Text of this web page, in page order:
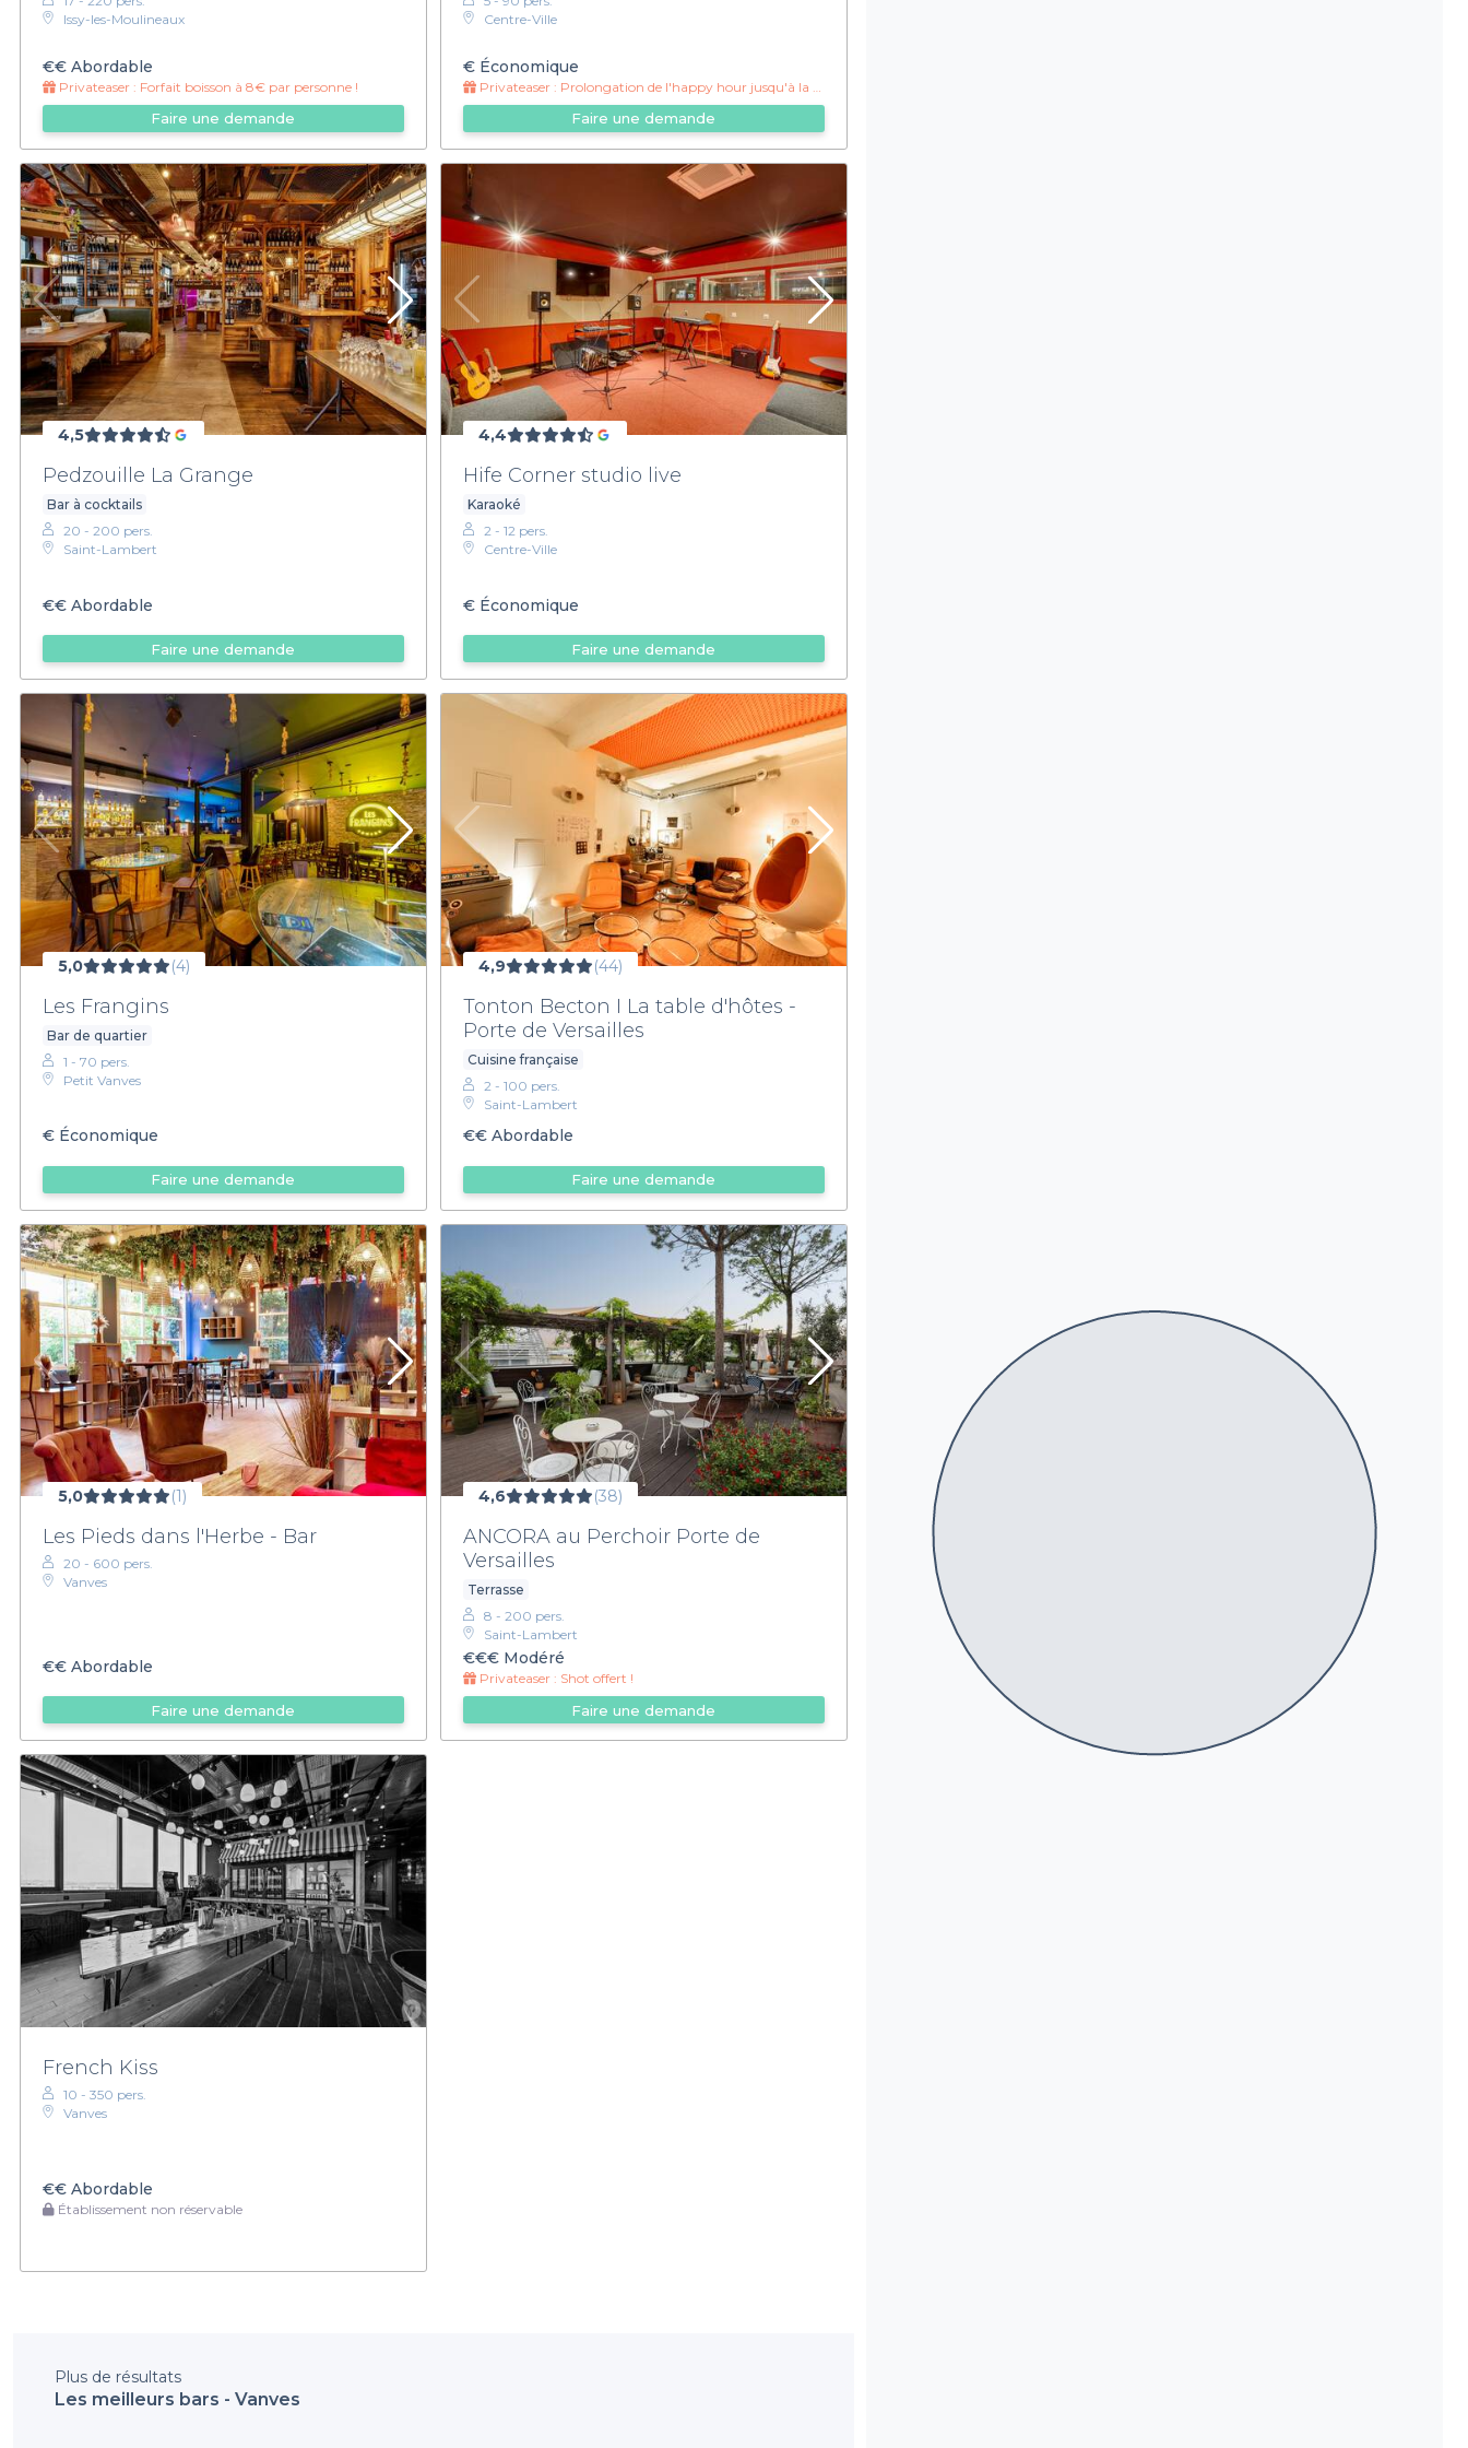
Issy-les-Moulineaux
€€ Abordable
Privateaser : Forfait boisson à 8€ par personne !
Faire une demande
Centre-Ville
€Économique
Privateaser : Prolongation de l'happy hour jusqu'à la fermeture !
Faire une demande
4,5
Pedzouille La Grange
Bar à cocktails
20 - 200 pers.
Saint-Lambert
€€ Abordable
Faire une demande
4,4
Hife Corner studio live
Karaoké
2 - 12 pers.
Centre-Ville
€Économique
Faire une demande
5,0 (4)
Les Frangins
Bar de quartier
1 - 70 pers.
Petit Vanves
€ Économique
Faire une demande
4,9 (44)
Tonton Becton I La table d'hôtes -
Porte de Versailles
Cuisine française
2 - 100 pers.
Saint-Lambert
€€Abordable
Faire une demande
5,0 (1)
Les Pieds dans l'Herbe - Bar
20 - 600 pers.
Vanves
€€ Abordable
Faire une demande
4,6 (38)
ANCORA au Perchoir Porte de
Versailles
Terrasse
8 - 200 pers.
Saint-Lambert
€€€Modéré
Privateaser : Shot offert !
Faire une demande
French Kiss
10 - 350 pers.
Vanves
€€ Abordable
Établissement non réservable
Plus de résultats
Les meilleurs bars - Vanves